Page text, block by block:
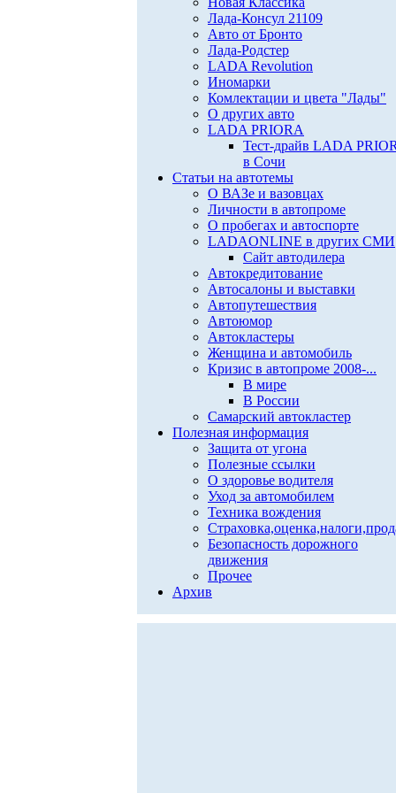
Лада-Консул 21109
Авто от Бронто
Лада-Родстер
LADA Revolution
Иномарки
Комлектации и цвета "Лады"
О других авто
LADA PRIORA
Тест-драйв LADA
в Сочи
Статьи на автотемы
О ВАЗе и вазовцах
Личности в автопроме
О пробегах и автоспорте
LADAONLINE в других СМИ
Сайт автодилера
Автокредитование
Автосалоны и выставки
Автопутешествия
Автоюмор
Автокластеры
Женщина и автомобиль
Кризис в автопроме 2008-...
В мире
В России
Самарский автокластер
Полезная информация
Защита от угона
Полезные ссылки
О здоровье водителя
Уход за автомобилем
Техника вождения
Безопасность дорожного
движения
Прочее
Архив